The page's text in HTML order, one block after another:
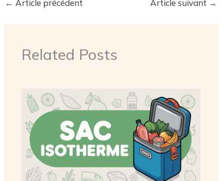
← Article précédent Article suivant →
Related Posts